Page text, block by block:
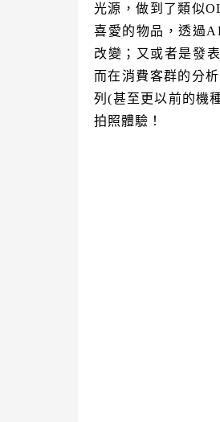
光源，做到了類似
喜愛的物品，透過
改變；又或者是發
而在消費客群的分
列(甚至更以前的機
拍照體驗！